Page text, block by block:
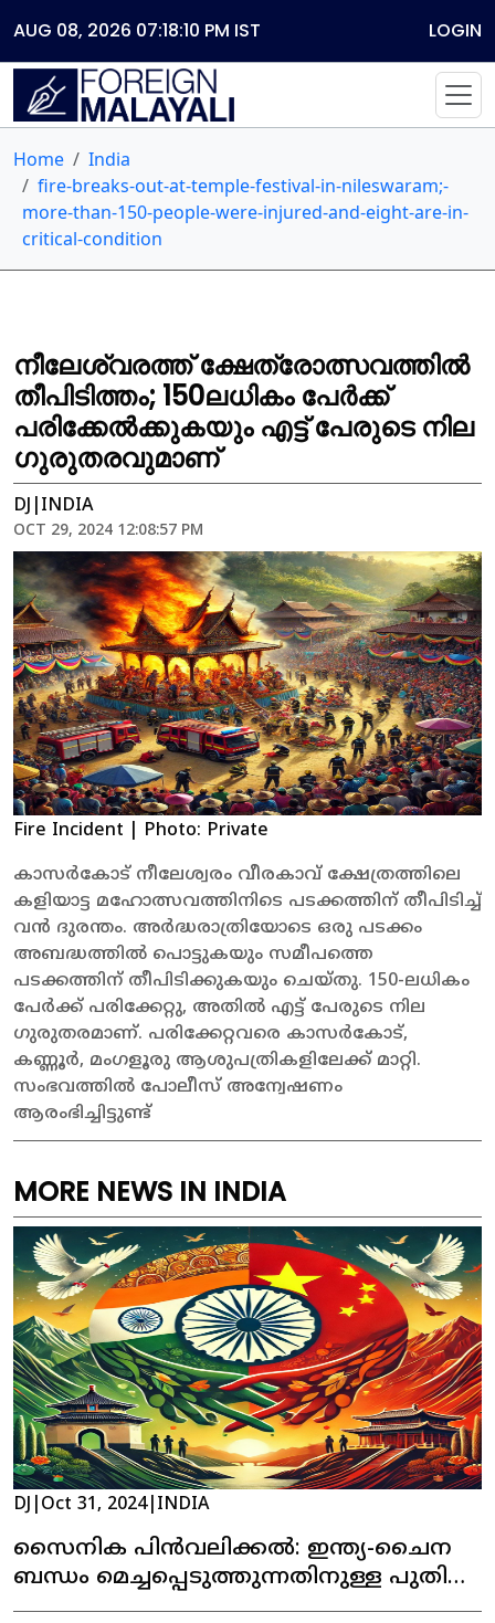
AUG 08, 2026 07:18:10 PM IST LOGIN
Home
India
fire-breaks-out-at-temple-festival-in-nileswaram;-
more-than-150-people-were-injured-and-eight-are-in-
critical-condition
നീലേശ്വരത്ത് ക്ഷേത്രോത്സവത്തിൽ
തീപിടിത്തം; 150ലധികം പേർക്ക്
പരിക്കേൽക്കുകയും എട്ട് പേരുടെ നില
ഗുരുതരവുമാണ്
DJ|INDIA
OCT 29, 2024 12:08:57 PM
Fire Incident
| Photo: Private
കാസർകോട് നീലേശ്വരം വീരകാവ് ക്ഷേത്രത്തിലെ
കളിയാട്ട മഹോത്സവത്തിനിടെ പടക്കത്തിന് തീപിടിച്ച്
വൻ ദുരന്തം. അർദ്ധരാത്രിയോടെ ഒരു പടക്കം
അബദ്ധത്തിൽ പൊട്ടുകയും സമീപത്തെ
പടക്കത്തിന് തീപിടിക്കുകയും ചെയ്തു. 150-ലധികം
പേർക്ക് പരിക്കേറ്റു, അതിൽ എട്ട് പേരുടെ നില
ഗുരുതരമാണ്. പരിക്കേറ്റവരെ കാസർകോട്,
കണ്ണൂർ, മംഗളൂരു ആശുപത്രികളിലേക്ക് മാറ്റി.
സംഭവത്തിൽ പോലീസ് അന്വേഷണം
ആരംഭിച്ചിട്ടുണ്ട്
MORE NEWS IN INDIA
DJ Oct 31, 2024| INDIA
സൈനിക പിൻവലിക്കൽ: ഇന്ത്യ-ചൈന
ബന്ധം മെച്ചപ്പെടുത്തുന്നതിനുള്ള പുതിയ
സാഹചര്യം